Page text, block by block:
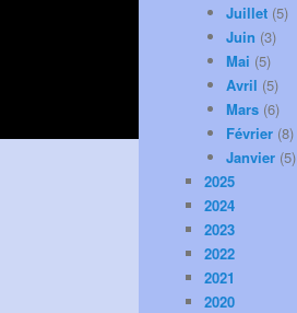
Juillet (5)
Juin (3)
Mai (5)
Avril (5)
Mars (6)
Février (8)
Janvier (5)
2025
2024
2023
2022
2021
2020